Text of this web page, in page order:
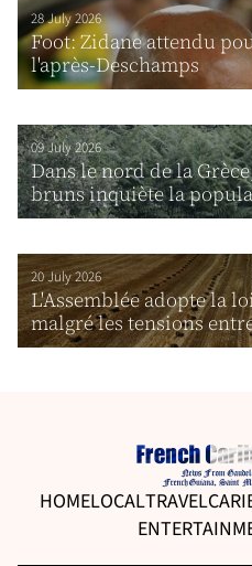
28 July 2026
Foot: Zidane attendu
l'après-Deschamps
09 July 2026
Dans le nord de la
bruns inquiète la
20 July 2026
L'Assemblée adopte la
malgré les tensions
HOMELOCALTRAVEL